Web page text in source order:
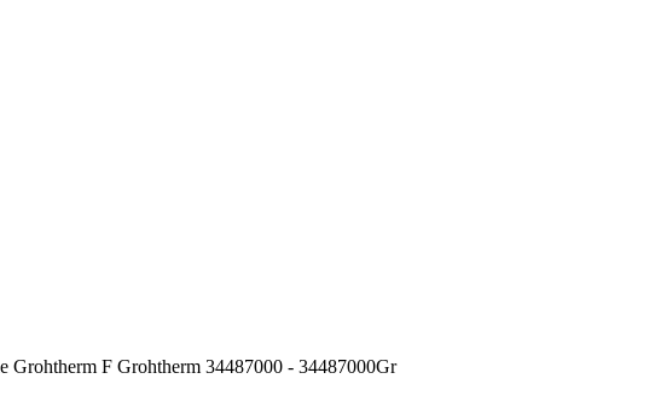
Grohtherm F Grohtherm 34487000 - 34487000Gr